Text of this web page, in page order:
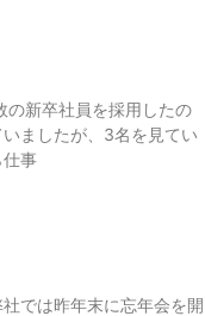
の新卒社員を採用したの
ましたが、3名を見てい
仕事
では昨年末に忘年会を開